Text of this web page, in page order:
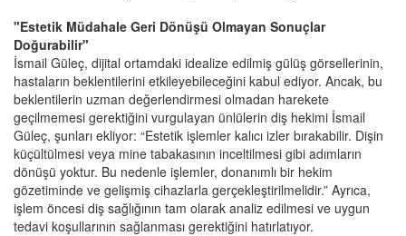
"Estetik Müdahale Geri Dönüşü Olmayan Sonuçlar
Doğurabilir"
İsmail Güleç, dijital ortamdaki idealize edilmiş gülüş görsellerinin,
hastaların beklentilerini etkileyebileceğini kabul ediyor. Ancak, bu
beklentilerin uzman değerlendirmesi olmadan harekete
geçilmemesi gerektiğini vurgulayan ünlülerin diş hekimi İsmail
Güleç, şunları ekliyor: “Estetik işlemler kalıcı izler bırakabilir. Dişin
küçültülmesi veya mine tabakasının inceltilmesi gibi adımların
dönüşü yoktur. Bu nedenle işlemler, donanımlı bir hekim
gözetiminde ve gelişmiş cihazlarla gerçekleştirilmelidir.” Ayrıca,
işlem öncesi diş sağlığının tam olarak analiz edilmesi ve uygun
tedavi koşullarının sağlanması gerektiğini hatırlatıyor.